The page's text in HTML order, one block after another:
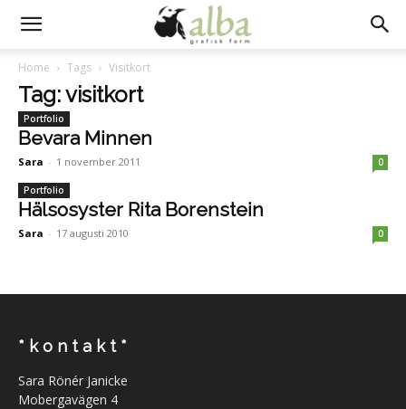
Home Tags Visitkort
Tag: visitkort
Portfolio
Bevara Minnen
Sara - 1 november 2011 0
Portfolio
Hälsosyster Rita Borenstein
Sara - 17 augusti 2010 0
* k o n t a k t *
Sara Rönér Janicke
Mobergavägen 4